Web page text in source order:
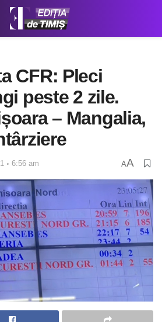
CFR: Pleci
peste 2 zile.
– Mangalia,
◦ 6:56 am AA